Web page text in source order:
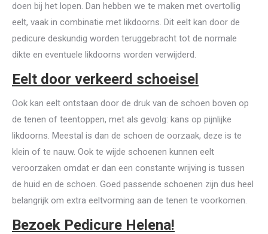
doen bij het lopen. Dan hebben we te maken met overtollig
eelt, vaak in combinatie met likdoorns. Dit eelt kan door de
pedicure deskundig worden teruggebracht tot de normale
dikte en eventuele likdoorns worden verwijderd.
Eelt door verkeerd schoeisel
Ook kan eelt ontstaan door de druk van de schoen boven op
de tenen of teentoppen, met als gevolg: kans op pijnlijke
likdoorns. Meestal is dan de schoen de oorzaak, deze is te
klein of te nauw. Ook te wijde schoenen kunnen eelt
veroorzaken omdat er dan een constante wrijving is tussen
de huid en de schoen. Goed passende schoenen zijn dus heel
belangrijk om extra eeltvorming aan de tenen te voorkomen.
Bezoek Pedicure Helena!